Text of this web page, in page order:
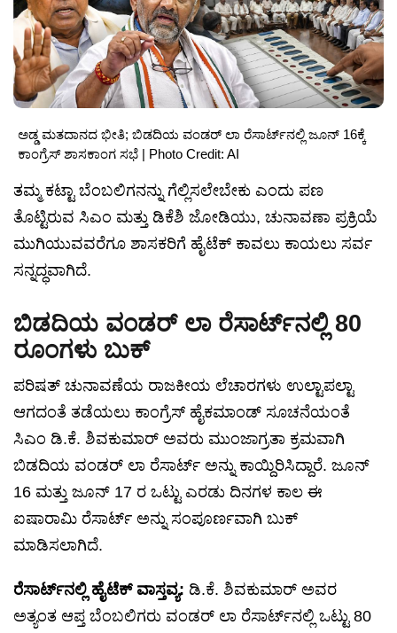
ಅಡ್ಡ ಮತದಾನದ ಭೀತಿ; ಬಿಡದಿಯ ವಂಡರ್ ಲಾ ರೆಸಾರ್ಟ್‌ನಲ್ಲಿ ಜೂನ್ 16ಕ್ಕೆ
ಕಾಂಗ್ರೆಸ್ ಶಾಸಕಾಂಗ ಸಭೆ | Photo Credit: AI
ತಮ್ಮ ಕಟ್ಟಾ ಬೆಂಬಲಿಗನನ್ನು ಗೆಲ್ಲಿಸಲೇಬೇಕು ಎಂದು ಪಣ
ತೊಟ್ಟಿರುವ ಸಿಎಂ ಮತ್ತು ಡಿಕೆಶಿ ಜೋಡಿಯು, ಚುನಾವಣಾ ಪ್ರಕ್ರಿಯೆ
ಮುಗಿಯುವವರೆಗೂ ಶಾಸಕರಿಗೆ ಹೈಟೆಕ್ ಕಾವಲು ಕಾಯಲು ಸರ್ವ
ಸನ್ನದ್ಧವಾಗಿದೆ.
ಬಿಡದಿಯ ವಂಡರ್ ಲಾ ರೆಸಾರ್ಟ್‌ನಲ್ಲಿ 80
ರೂಂಗಳು ಬುಕ್
ಪರಿಷತ್ ಚುನಾವಣೆಯ ರಾಜಕೀಯ ಲೆಚಾರಗಳು ಉಲ್ಟಾಪಲ್ಟಾ
ಆಗದಂತೆ ತಡೆಯಲು ಕಾಂಗ್ರೆಸ್ ಹೈಕಮಾಂಡ್ ಸೂಚನೆಯಂತೆ
ಸಿಎಂ ಡಿ.ಕೆ. ಶಿವಕುಮಾರ್ ಅವರು ಮುಂಜಾಗ್ರತಾ ಕ್ರಮವಾಗಿ
ಬಿಡದಿಯ ವಂಡರ್ ಲಾ ರೆಸಾರ್ಟ್ ಅನ್ನು ಕಾಯ್ದಿರಿಸಿದ್ದಾರೆ. ಜೂನ್
16 ಮತ್ತು ಜೂನ್ 17 ರ ಒಟ್ಟು ಎರಡು ದಿನಗಳ ಕಾಲ ಈ
ಐಷಾರಾಮಿ ರೆಸಾರ್ಟ್ ಅನ್ನು ಸಂಪೂರ್ಣವಾಗಿ ಬುಕ್
ಮಾಡಿಸಲಾಗಿದೆ.
ರೆಸಾರ್ಟ್‌ನಲ್ಲಿ ಹೈಟೆಕ್ ವಾಸ್ತವ್ಯ: ಡಿ.ಕೆ. ಶಿವಕುಮಾರ್ ಅವರ
ಅತ್ಯಂತ ಆಪ್ತ ಬೆಂಬಲಿಗರು ವಂಡರ್ ಲಾ ರೆಸಾರ್ಟ್‌ನಲ್ಲಿ ಒಟ್ಟು 80